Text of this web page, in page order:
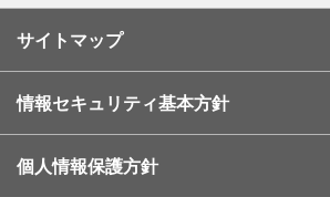
サイトマップ
情報セキュリティ基本方針
個人情報保護方針